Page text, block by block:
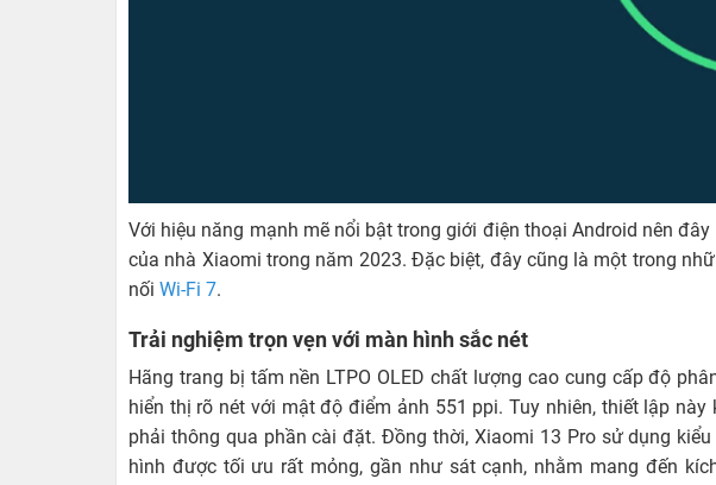
năng vượt trội nên Xiaomi 13 Pro hoàn toàn có thể đáp ứng mọi
như chơi game đồ họa khủng hay chỉnh sửa video dung lượng lớn.